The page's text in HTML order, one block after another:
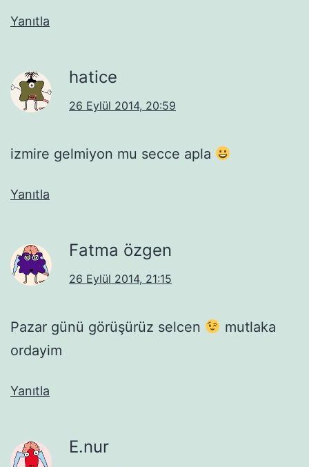
Yanıtla
hatice
26 Eylül 2014, 20:59
izmire gelmiyon mu secce apla
Yanıtla
Fatma özgen
26 Eylül 2014, 21:15
Pazar günü görüşürüz selcen
mutlaka
ordayim
Yanıtla
E.nur